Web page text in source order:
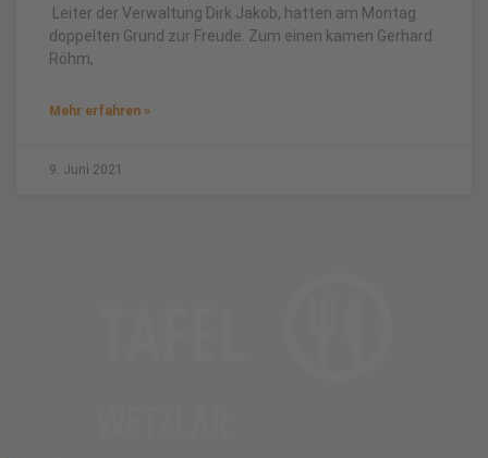
Leiter der Verwaltung Dirk Jakob, hatten am Montag
doppelten Grund zur Freude. Zum einen kamen Gerhard
Röhm,
Mehr erfahren »
9. Juni 2021